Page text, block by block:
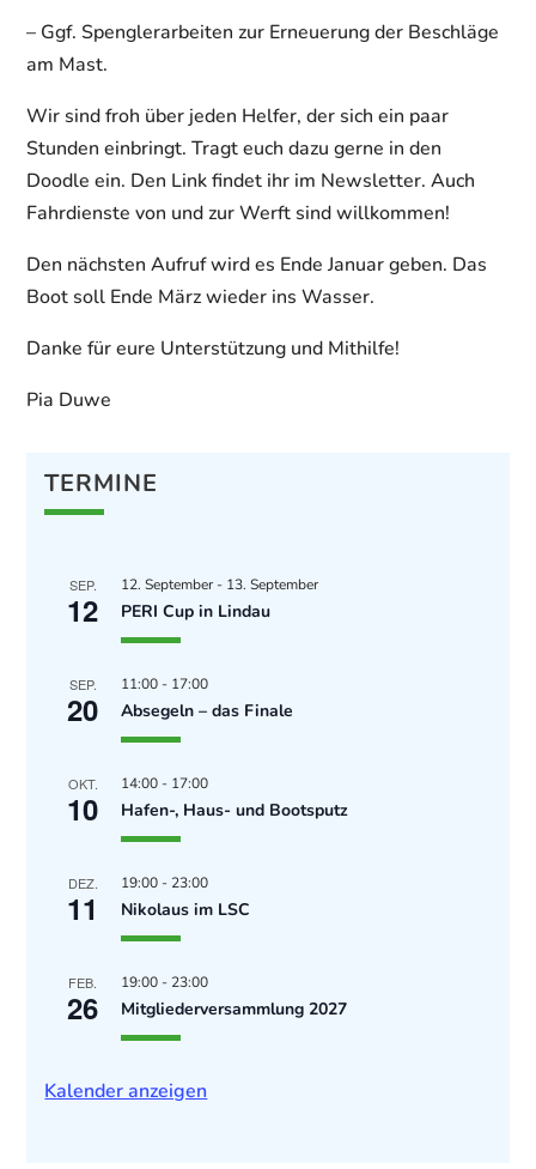
– Ggf. Spenglerarbeiten zur Erneuerung der Beschläge
am Mast.
Wir sind froh über jeden Helfer, der sich ein paar
Stunden einbringt. Tragt euch dazu gerne in den
Doodle ein. Den Link findet ihr im Newsletter. Auch
Fahrdienste von und zur Werft sind willkommen!
Den nächsten Aufruf wird es Ende Januar geben. Das
Boot soll Ende März wieder ins Wasser.
Danke für eure Unterstützung und Mithilfe!
Pia Duwe
TERMINE
SEP.
12
12. September- 13. September
PERI Cup in Lindau
SEP.
20
11:00 - 17:00
Absegeln – das Finale
OKT.
10
14:00 - 17:00
Hafen-, Haus- und Bootsputz
DEZ.
11
19:00 - 23:00
Nikolaus im LSC
FEB.
26
19:00 - 23:00
Mitgliederversammlung 2027
Kalender anzeigen